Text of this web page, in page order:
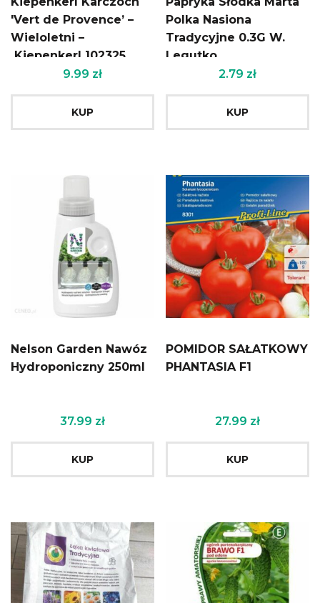
'Vert de Provence’ –
Wieloletni –
Kiepenkerl 102325
9.99 zł
KUP
Polka Nasiona
Tradycyjne 0.3G W.
Legutko
2.79 zł
KUP
Nelson Garden Nawóz
Hydroponiczny 250ml
37.99 zł
KUP
POMIDOR SAŁATKOWY
PHANTASIA F1
27.99 zł
KUP